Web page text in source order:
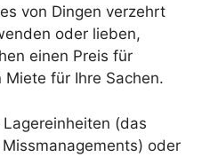
von Dingen verzehrt
oder lieben,
einen Preis für
für Ihre Sachen.
(das
oder